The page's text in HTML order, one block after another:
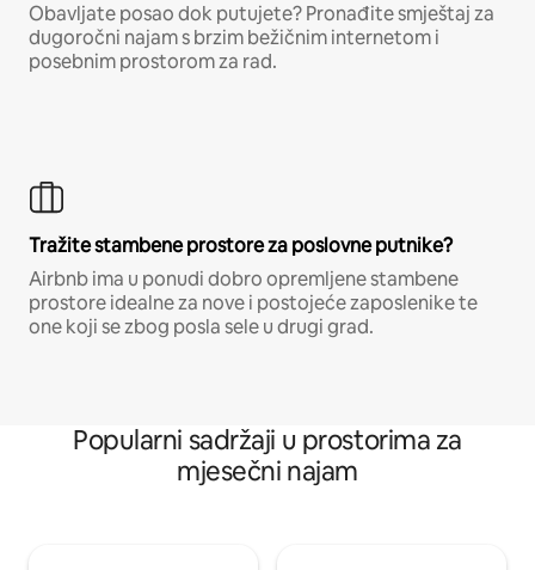
Obavljate posao dok putujete? Pronađite smještaj za
dugoročni najam s brzim bežičnim internetom i
posebnim prostorom za rad.
Tražite stambene prostore za poslovne putnike?
Airbnb ima u ponudi dobro opremljene stambene
prostore idealne za nove i postojeće zaposlenike te
one koji se zbog posla sele u drugi grad.
Popularni sadržaji u prostorima za
mjesečni najam